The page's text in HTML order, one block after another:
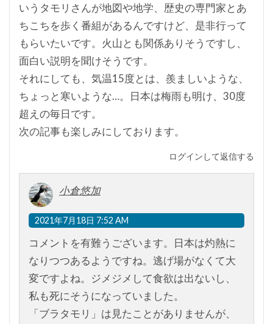
いうタモリさんが地図や地学、歴史の専門家とあ
ちこちを歩く番組があるんですけど、是非行って
もらいたいです。火山とも関係ありそうですし、
面白い説明を聞けそうです。
それにしても、気温15度とは、羨ましいような、
ちょっと寒いような…。日本は梅雨も明け、30度
超えの毎日です。
次の記事も楽しみにしております。
ログインして返信する
小倉悠加
2021年7月18日 7:52 AM
コメントを有難うございます。日本は灼熱に
なりつつあるようですね。逃げ場がなくて大
変ですよね。ジメジメして食欲は出ないし、
私も死にそうになっていました。
「ブラタモリ」は見たことがありませんが、